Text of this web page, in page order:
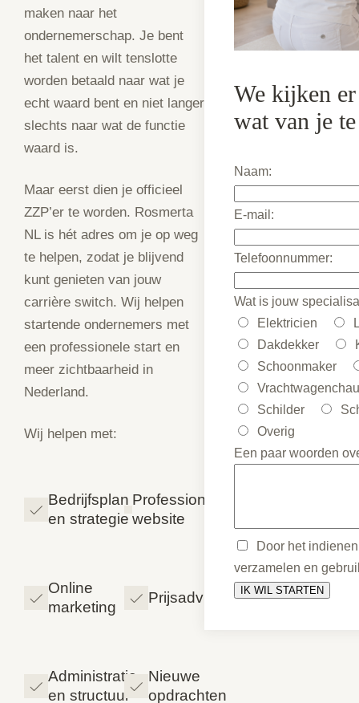
maken naar het
ondernemerschap. Je bent
het talent en wilt tenslotte
worden betaald naar wat je
echt waard bent en niet langer
slechts naar wat de functie
waard is.
Maar eerst dien je officieel
ZZP’er te worden. Rosmerta
NL is hét adres om je op weg
te helpen, zodat je blijvend
kunt genieten van jouw
carrière switch. Wij helpen
startende ondernemers met
een professionele start en
meer zichtbaarheid in
Nederland.
Wij helpen met:
Bedrijfsplan
en strategie
Professionele
website
Online
marketing
Prijsadvies
Administratie
en structuur
Nieuwe
opdrachten
We kijken
wat van je
Naam:
E-mail:
Telefoonnummer:
Wat is jouw
Elektricien
Dakdekker
Schoonmaker
Schilder
Overig
Een paar woorden
Door het
verzamelen en